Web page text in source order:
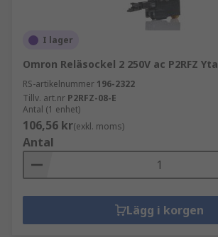
I lager
Omron Reläsockel 2 250V ac P2RFZ Yta
RS-artikelnummer 196-2322
Tillv. art.nr P2RFZ-08-E
Antal (1 enhet)
106,56 kr(exkl. moms)
Antal
Lägg i korgen